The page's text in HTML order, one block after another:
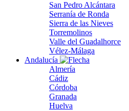
San Pedro Alcántara
Serranía de Ronda
Sierra de las Nieves
Torremolinos
Valle del Guadalhorce
Vélez-Málaga
Andalucía
Almería
Cádiz
Córdoba
Granada
Huelva